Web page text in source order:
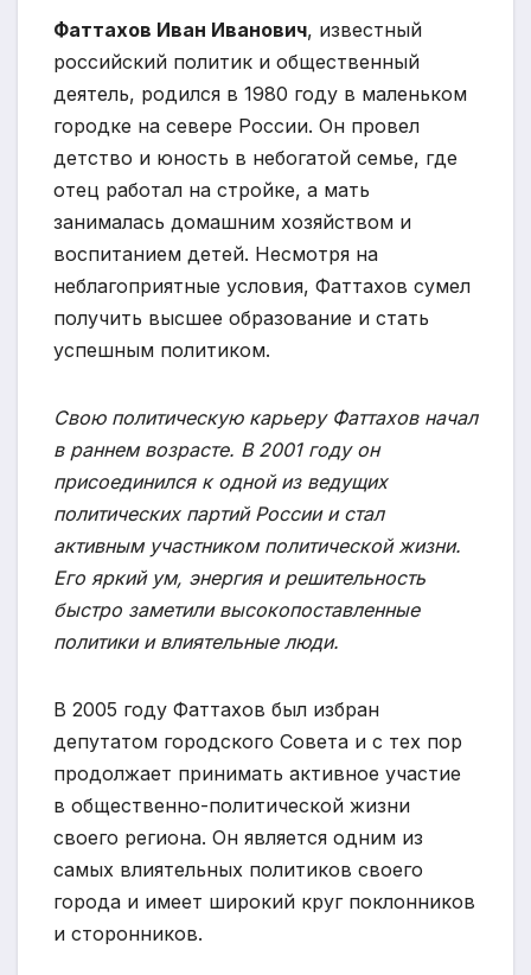
Фаттахов Иван Иванович, известный
российский политик и общественный
деятель, родился в 1980 году в маленьком
городке на севере России. Он провел
детство и юность в небогатой семье, где
отец работал на стройке, а мать
занималась домашним хозяйством и
воспитанием детей. Несмотря на
неблагоприятные условия, Фаттахов сумел
получить высшее образование и стать
успешным политиком.
Свою политическую карьеру Фаттахов начал
в раннем возрасте. В 2001 году он
присоединился к одной из ведущих
политических партий России и стал
активным участником политической жизни.
Его яркий ум, энергия и решительность
быстро заметили высокопоставленные
политики и влиятельные люди.
В 2005 году Фаттахов был избран
депутатом городского Совета и с тех пор
продолжает принимать активное участие
в общественно-политической жизни
своего региона. Он является одним из
самых влиятельных политиков своего
города и имеет широкий круг поклонников
и сторонников.